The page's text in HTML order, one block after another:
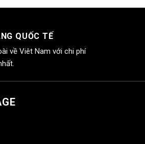
QUỐC TẾ
về Viêt Nam với chi phí